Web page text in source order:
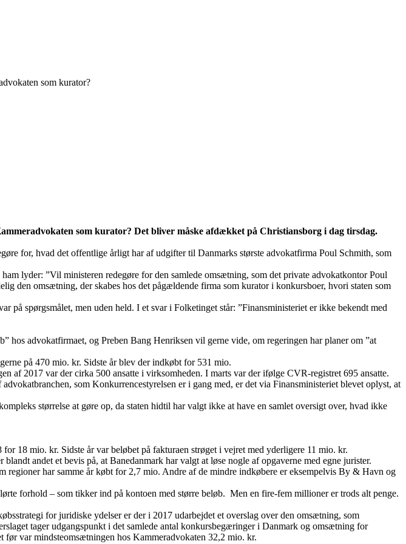
som kurator?
som kurator? Det bliver måske afdækket på Christiansborg i dag tirsdag.
for, hvad det offentlige årligt har af udgifter til Danmarks største advokatfirma Poul Schmith, som
lyder: ”Vil ministeren redegøre for den samlede omsætning, som det private advokatkontor Poul
den omsætning, der skabes hos det pågældende firma som kurator i konkursboer, hvori staten som
på spørgsmålet, men uden held. I et svar i Folketinget står: ”Finansministeriet er ikke bekendt med
hos advokatfirmaet, og Preben Bang Henriksen vil gerne vide, om regeringen har planer om ”at
på 470 mio. kr. Sidste år blev der indkøbt for 531 mio.
af 2017 var der cirka 500 ansatte i virksomheden. I marts var der ifølge CVR-registret 695 ansatte.
som Konkurrencestyrelsen er i gang med, er det via Finansministeriet blevet oplyst, at
størrelse at gøre op, da staten hidtil har valgt ikke at have en samlet oversigt over, hvad ikke
18 mio. kr. Sidste år var beløbet på fakturaen strøget i vejret med yderligere 11 mio. kr.
andet et bevis på, at Banedanmark har valgt at løse nogle af opgaverne med egne jurister.
har samme år købt for 2,7 mio. Andre af de mindre indkøbere er eksempelvis By & Havn og
forhold – som tikker ind på kontoen med større beløb. Men en fire-fem millioner er trods alt penge.
for juridiske ydelser er der i 2017 udarbejdet et overslag over den omsætning, som
tager udgangspunkt i det samlede antal konkursbegæringer i Danmark og omsætning for
før var mindsteomsætningen hos Kammeradvokaten 32,2 mio. kr.